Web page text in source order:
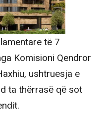
të 7
Komisioni Qendror
ushtruesja e
ta thërrasë që sot